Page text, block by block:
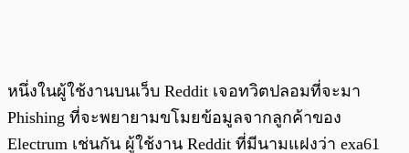
หนึ่งในผู้ใช้งานบนเว็บ Reddit เจอทวิตปลอมที่จะมา
Phishing ที่จะพยายามขโมยข้อมูลจากลูกค้าของ
Electrum เช่นกัน ผู้ใช้งาน Reddit ที่มีนามแฝงว่า exa61